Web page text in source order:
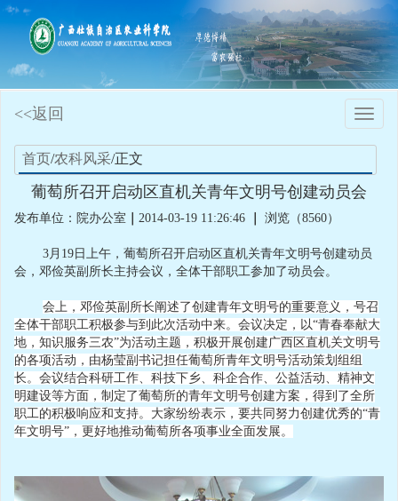
Toggle
<<返回
首页/农科风采/正文
葡萄所召开启动区直机关青年文明号创建动员会
发布单位：院办公室 2014-03-19 11:26:46 浏览（8560）
3月19日上午，葡萄所召开启动区直机关青年文明号创建动员
会，邓俭英副所长主持会议，全体干部职工参加了动员会。
会上，邓俭英副所长阐述了创建青年文明号的重要意义，号召
全体干部职工积极参与到此次活动中来。会议决定，以“青春奉献大
地，知识服务三农”为活动主题，积极开展创建广西区直机关文明号
的各项活动，由杨莹副书记担任葡萄所青年文明号活动策划组组
长。会议结合科研工作、科技下乡、科企合作、公益活动、精神文
明建设等方面，制定了葡萄所的青年文明号创建方案，得到了全所
职工的积极响应和支持。大家纷纷表示，要共同努力创建优秀的“青
年文明号”，更好地推动葡萄所各项事业全面发展。